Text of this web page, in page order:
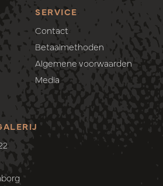
SERVICE
Contact
Betaalmethoden
Algemene voorwaarden
Media